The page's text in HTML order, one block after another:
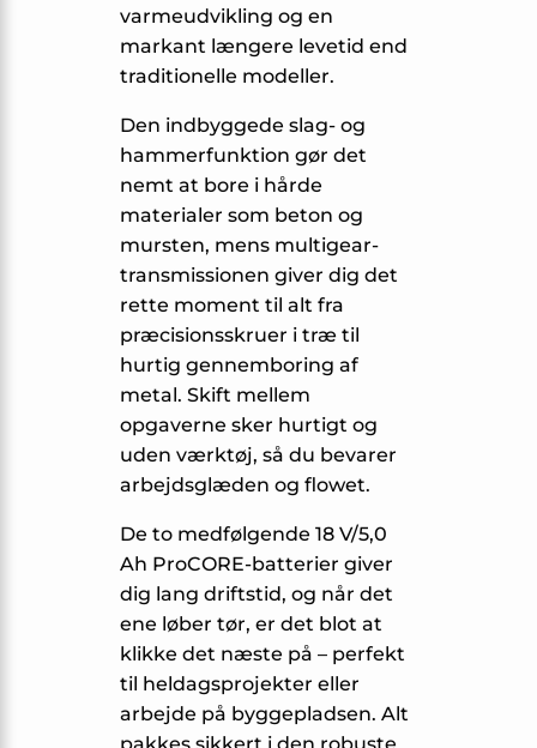
varmeudvikling og en
markant længere levetid end
traditionelle modeller.
Den indbyggede slag- og
hammerfunktion gør det
nemt at bore i hårde
materialer som beton og
mursten, mens multigear-
transmissionen giver dig det
rette moment til alt fra
præcisionsskruer i træ til
hurtig gennemboring af
metal. Skift mellem
opgaverne sker hurtigt og
uden værktøj, så du bevarer
arbejdsglæden og flowet.
De to medfølgende 18 V/5,0
Ah ProCORE-batterier giver
dig lang driftstid, og når det
ene løber tør, er det blot at
klikke det næste på – perfekt
til heldagsprojekter eller
arbejde på byggepladsen. Alt